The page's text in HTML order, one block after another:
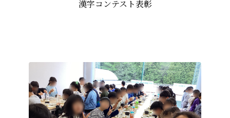
漢字コンテスト表彰